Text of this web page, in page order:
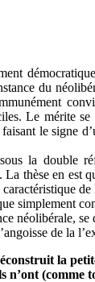
du
Le mérite se
faisant le signe
sous la double
La thèse en est
simplement
néolibérale,
de la
la
n’ont (comme